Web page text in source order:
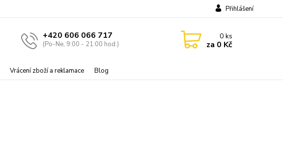
Vrácení zboží a reklamace Blog
Přihlášení
+420 606 066 717
(Po-Ne, 9:00 - 21:00 hod.)
0ks
za 0 Kč